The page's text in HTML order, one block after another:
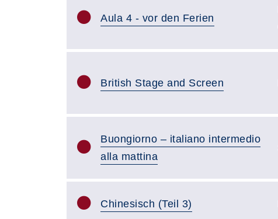
Aula 4 - vor den Ferien
British Stage and Screen
Buongiorno – italiano intermedio
alla mattina
Chinesisch (Teil 3)